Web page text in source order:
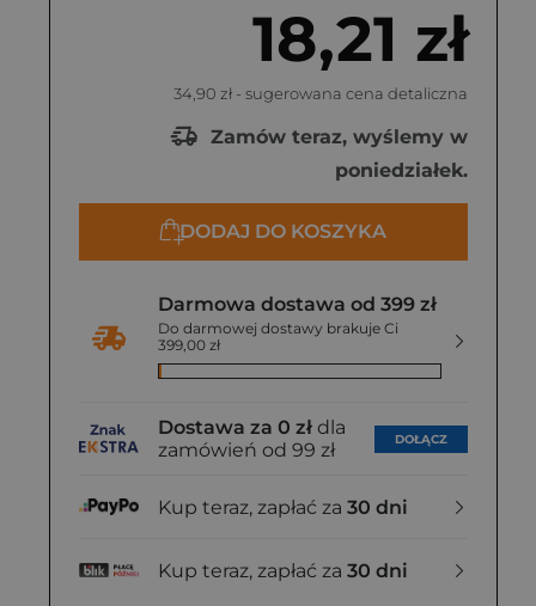
18,21 zł
34,90 zł - sugerowana cena detaliczna
Zamów teraz, wyślemy w
poniedziałek.
DODAJ DO KOSZYKA
Darmowa dostawa od 399 zł
Do darmowej dostawy brakuje Ci
399,00 zł
Dostawa za 0 zł dla
zamówień od 99 zł
DOŁĄCZ
Kup teraz, zapłać za 30 dni
Kup teraz, zapłać za 30 dni